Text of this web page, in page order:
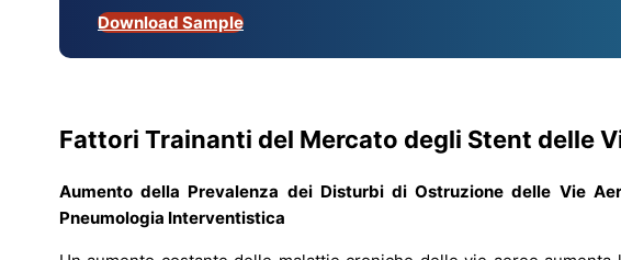
Download Sample
Fattori Trainanti del Mercato degli Stent delle
Aumento della Prevalenza dei Disturbi di Ostruzione delle Vie
Pneumologia Interventistica